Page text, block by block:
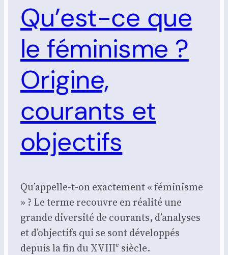
Qu’est-ce que
le féminisme ?
Origine,
courants et
objectifs
Qu’appelle-t-on exactement « féminisme
» ? Le terme recouvre en réalité une
grande diversité de courants, d’analyses
et d’objectifs qui se sont développés
depuis la fin du XVIIIᵉ siècle.